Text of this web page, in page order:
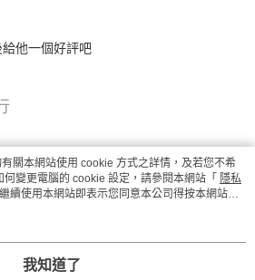
他一個好評吧
關本網站使用 cookie 方式之詳情，及若您不希
變更電腦的 cookie 設定，請參閱本網站「 隱私
續使用本網站即表示您同意本公司得按本網站使
。
我知道了